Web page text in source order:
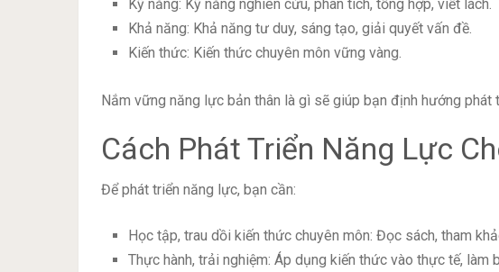
Kỹ năng: Kỹ năng nghiên cứu, phân tích, tổng hợp, viết lách.
Khả năng: Khả năng tư duy, sáng tạo, giải quyết vấn đề.
Kiến thức: Kiến thức chuyên môn vững vàng.
Nắm vững năng lực bản thân là gì sẽ giúp bạn định hướng phát
Cách Phát Triển Năng Lực
Để phát triển năng lực, bạn cần:
Học tập, trau dồi kiến thức chuyên môn: Đọc sách, tham
Thực hành, trải nghiệm: Áp dụng kiến thức vào thực tế, làm